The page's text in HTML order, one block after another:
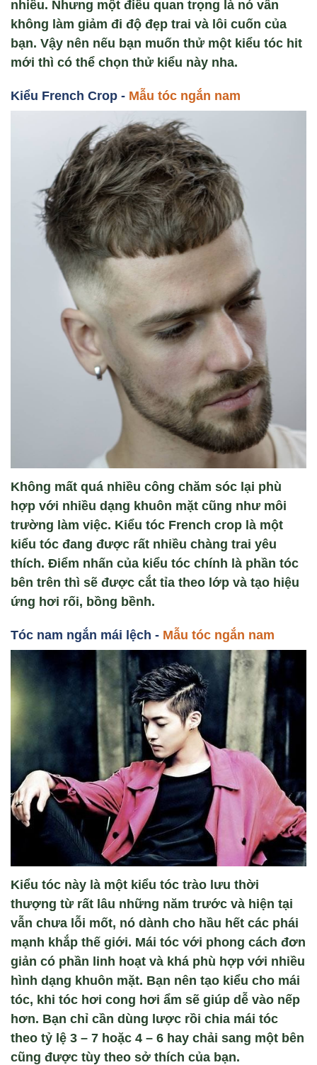
nhiều. Nhưng một điều quan trọng là nó vẫn
không làm giảm đi độ đẹp trai và lôi cuốn của
bạn. Vậy nên nếu bạn muốn thử một kiểu tóc hit
mới thì có thể chọn thử kiểu này nha.
Kiểu French Crop - Mẫu tóc ngắn nam
Không mất quá nhiều công chăm sóc lại phù
hợp với nhiều dạng khuôn mặt cũng như môi
trường làm việc. Kiểu tóc French crop là một
kiểu tóc đang được rất nhiều chàng trai yêu
thích. Điểm nhấn của kiểu tóc chính là phần tóc
bên trên thì sẽ được cắt tỉa theo lớp và tạo hiệu
ứng hơi rối, bồng bềnh.
Tóc nam ngắn mái l ệch - Mẫu tóc ngắn nam
Kiểu tóc này là một kiểu tóc trào lưu thời
thượng từ rất lâu những năm trước và hiện tại
vẫn chưa lỗi mốt, nó dành cho hầu hết các phái
mạnh khắp thế giới. Mái tóc với phong cách đơn
giản có phần linh hoạt và khá phù hợp với nhiều
hình dạng khuôn mặt. Bạn nên tạo kiểu cho mái
tóc, khi tóc hơi cong hơi ẩm sẽ giúp dễ vào nếp
hơn. Bạn chỉ cần dùng lược rồi chia mái tóc
theo tỷ lệ 3 – 7 hoặc 4 – 6 hay chải sang một bên
cũng được tùy theo sở thích của bạn.